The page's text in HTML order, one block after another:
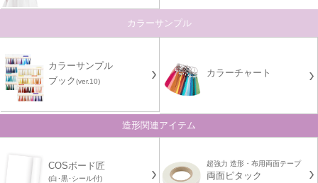
カラーサンプル
カラーサンプル
ブック(ver.10)
カラーチャート
造形関連アイテム
COSボード匠
(白･黒･シール付)
超強力 造形・布用両面テープ
両面ピタック